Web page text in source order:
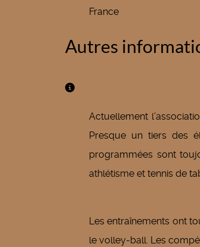
France
Autres
Autres informations
Actuellement
Presque un tiers des
programmées sont
athlétisme et tennis de
Les entraînements ont
le volley-ball. Les